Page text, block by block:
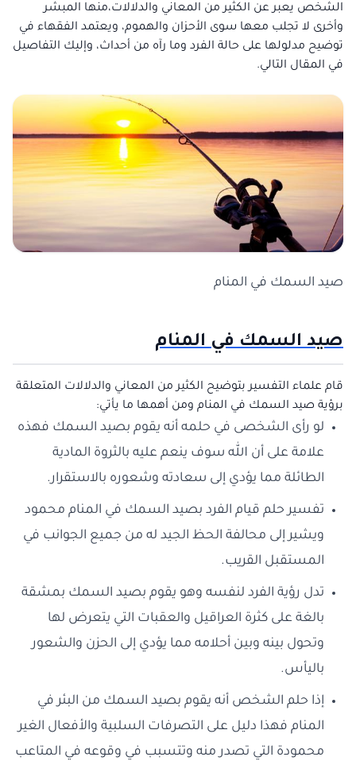
الشخص يعبر عن الكثير من المعاني والدلالات،منها المبشر
وأخرى لا تجلب معها سوى الأحزان والهموم، ويعتمد الفقهاء في
توضيح مدلولها على حالة الفرد وما رآه من أحداث، وإليك التفاصيل
في المقال التالي.
صيد السمك في المنام
صيد السمك في المنام
قام علماء التفسير بتوضيح الكثير من المعاني والدلالات المتعلقة
برؤية صيد السمك في المنام ومن أهمها ما يأتي:
لو رأى الشخصى في حلمه أنه يقوم بصيد السمك فهذه
علامة على أن الله سوف ينعم عليه بالثروة المادية
الطائلة مما يؤدي إلى سعادته وشعوره بالاستقرار.
تفسير حلم قيام الفرد بصيد السمك في المنام محمود
ويشير إلى محالفة الحظ الجيد له من جميع الجوانب في
المستقبل القريب.
تدل رؤية الفرد لنفسه وهو يقوم بصيد السمك بمشقة
بالغة على كثرة العراقيل والعقبات التي يتعرض لها
وتحول بينه وبين أحلامه مما يؤدي إلى الحزن والشعور
باليأس.
إذا حلم الشخص أنه يقوم بصيد السمك من البئر في
المنام فهذا دليل على التصرفات السلبية والأفعال الغير
محمودة التي تصدر منه وتتسبب في وقوعه في المتاعب